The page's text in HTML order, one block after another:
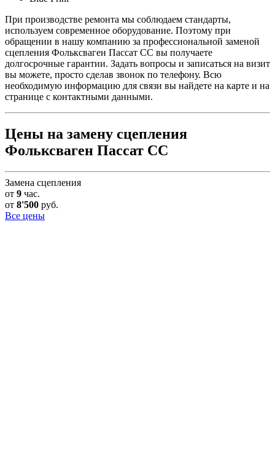
При производстве ремонта мы соблюдаем стандарты,
используем современное оборудование. Поэтому при
обращении в нашу компанию за профессиональной заменой
сцепления Фольксваген Пассат СС вы получаете
долгосрочные гарантии. Задать вопросы и записаться на визит
вы можете, просто сделав звонок по телефону. Всю
необходимую информацию для связи вы найдете на карте и на
странице с контактными данными.
Цены на замену сцепления
Фольксваген Пассат СС
Замена сцепления
от 9 час.
от 8'500 руб.
Все цены